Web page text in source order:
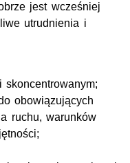
jest wcześniej
utrudnienia i
obowiązujących
ruchu, warunków